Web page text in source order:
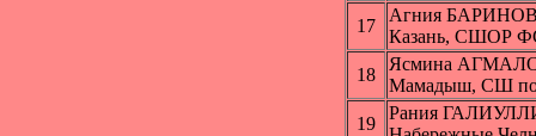
17
Агния
Казань, СШОР
18
Ясмина
Мамадыш, СШ
19
Рания